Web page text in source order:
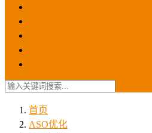
首页
ASO优化